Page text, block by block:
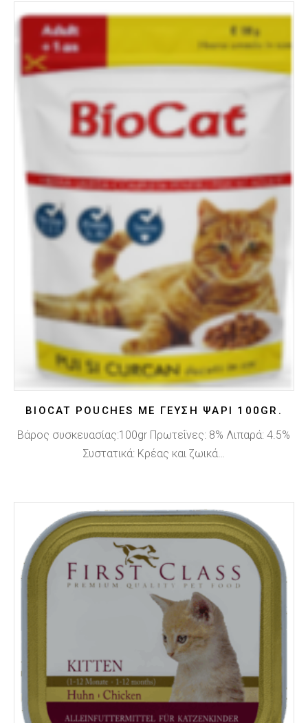
BIOCAT POUCHES ΜΕ ΓΕΥΣΗ ΨΑΡΙ 100GR.
Βάρος συσκευασίας:100gr Πρωτεΐνες: 8% Λιπαρά: 4.5%
Συστατικά: Κρέας και ζωικά…